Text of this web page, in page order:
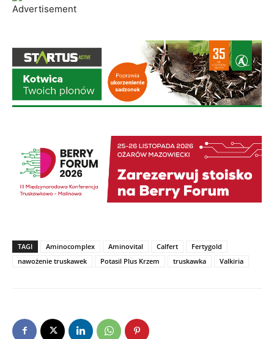
TAGI Aminocomplex Aminovital Calfert
Fertygold
nawożenie truskawek
Potasil Plus Krzem truskawka Valkiria